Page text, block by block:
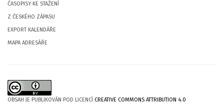
ČASOPISY KE STAŽENÍ
Z ČESKÉHO ZÁPASU
EXPORT KALENDÁŘE
MAPA ADRESÁŘE
OBSAH JE PUBLIKOVÁN POD LICENCÍ CREATIVE COMMONS ATTRIBUTION 4.0